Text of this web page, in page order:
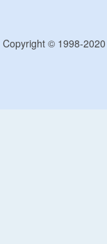
Copyright © 1998-